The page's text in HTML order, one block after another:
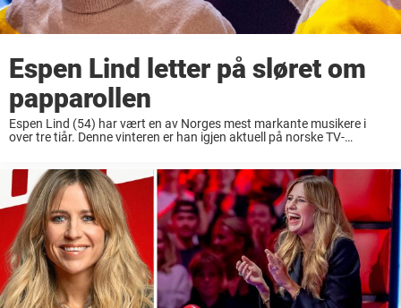
Espen Lind letter på sløret om
papparollen
Espen Lind (54) har vært en av Norges mest markante musikere i
over tre tiår. Denne vinteren er han igjen aktuell på norske TV-